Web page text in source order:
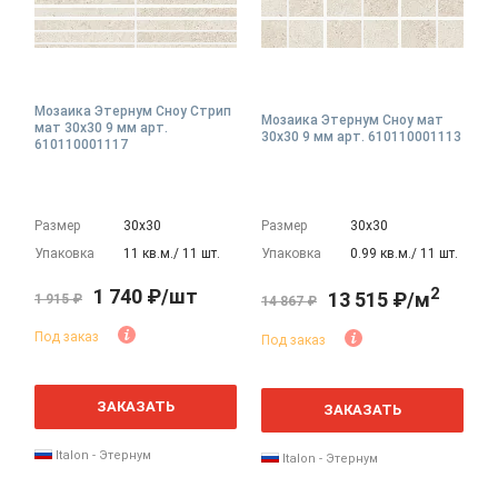
Мозаика Этернум Сноу Стрип
мат 30x30 9 мм арт.
610110001117
Размер
30х30
Упаковка
11 кв.м./ 11 шт.
1 915 ₽ 1 740 ₽/шт
Под заказ
ЗАКАЗАТЬ
Italon - Этернум
Мозаика Этернум Сноу мат
30x30 9 мм арт. 610110001113
Размер
30х30
Упаковка
0.99 кв.м./ 11 шт.
14 867 ₽ 13 515 ₽/м2
Под заказ
м
ЗАКАЗАТЬ
Italon - Этернум